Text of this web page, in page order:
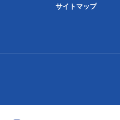
サイトマップ